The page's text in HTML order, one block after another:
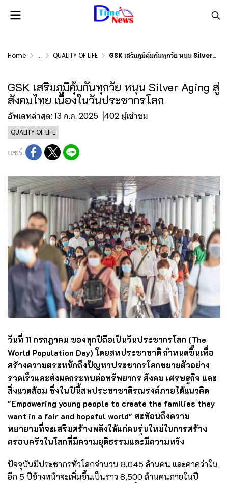
Home ... QUALITY OF LIFE GSK เสริมภูมิคุ้มกันทุกวัย หนุน Silver Aging สู่สังคมไทย เนื่องในวันประชากรโลก
GSK เสริมภูมิคุ้มกันทุกวัย หนุน Silver Aging สู่
สังคมไทย เนื่องในวันประชากรโลก
อัพเดทล่าสุด: 13 ก.ค. 2025 402 ผู้เข้าชม
QUALITY OF LIFE
แชร์
วันที่ 11 กรกฎาคม ของทุกปีถือเป็นวันประชากรโลก (The
World Population Day) โดยสหประชาชาติ กำหนดขึ้นเพื่อ
สร้างความตระหนักถึงปัญหาประชากรโลกขยายตัวอย่าง
รวดเร็วและส่งผลกระทบต่อทรัพยากร สังคม เศรษฐกิจ และ
สิ่งแวดล้อม ซึ่งในปีนี้สหประชาชาติรณรงค์ภายใต้แนวคิด
"Empowering young people to create the families they
want in a fair and hopeful world" สะท้อนถึงความ
พยายามที่จะเสริมสร้างพลังให้แก่คนรุ่นใหม่ในการสร้าง
ครอบครัวในโลกที่มีความยุติธรรมและมีความหวัง
ปัจจุบันมีประชากรทั่วโลกจำนวน 8,045 ล้านคน และคาดว่าใน
อีก 5 ปีข้างหน้าจะเพิ่มขึ้นเป็นราว 8,500 ล้านคนภายในปี